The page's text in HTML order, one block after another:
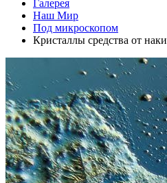
Галерея
Наш Мир
Под микроскопом
Кристаллы средства от